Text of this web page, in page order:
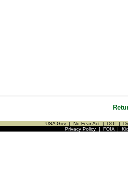
USA Gov | No Fear Act | DOI |
Privacy Policy| FOIA|